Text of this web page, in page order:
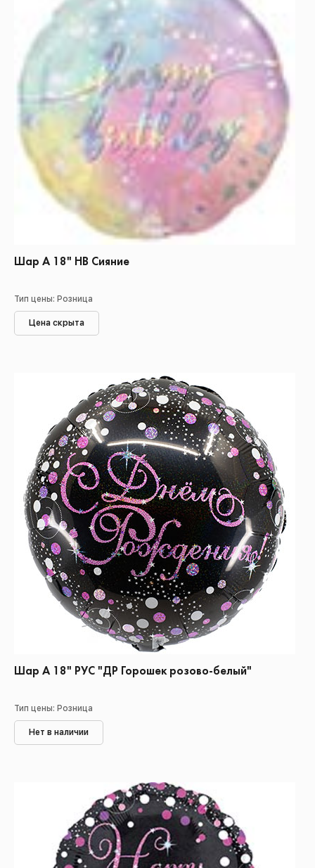
Шар А 18" НВ Сияние
Тип цены: Розница
Цена скрыта
Шар А 18" РУС "ДР Горошек розово-белый"
Тип цены: Розница
Нет в наличии